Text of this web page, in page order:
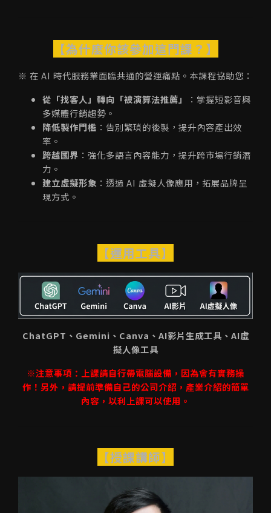
【為什麼你該參加這門課？】
※ 在 AI 時代服務業面臨共通的營運痛點。本課程協助您：
從「找客人」轉向「被演算法推薦」
：掌握短影音與
多媒體行銷趨勢。
降低製作門檻 ：告別繁瑣的後製，提升內容產出效
率。
跨越國界 ：強化多語言內容能力，提升跨市場行銷潛
力。
建立虛擬形象 ：透過 AI 虛擬人像應用，拓展品牌呈
現方式。
【運用工具】
ChatGPT、Gemini、Canva、AI影片生成工具、AI虛
擬人像工具
※注意事項：上課請自行帶電腦設備，因為會有實務操
作！另外，請提前準備自己的公司介紹，產業介紹的簡單
內容，以利上課可以使用。
【授課講師】